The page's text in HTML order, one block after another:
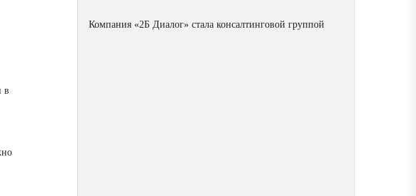
в
Компания «2Б Диалог» стала консалтинговой группой